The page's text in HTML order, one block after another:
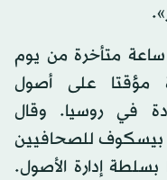
ساعة متأخرة من يوم
مؤقتا على أصول
في روسيا. وقال
بيسكوف للصحافيين
بسلطة إدارة الأصول.